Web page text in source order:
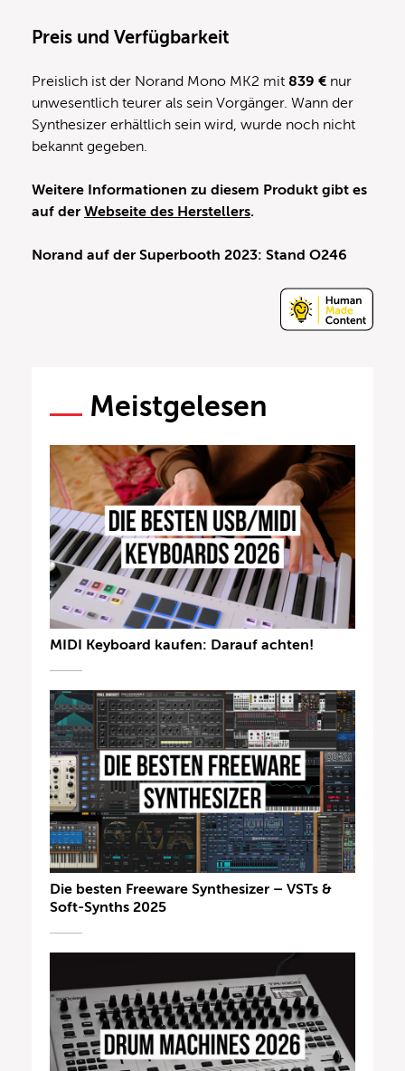
Preis und Verfügbarkeit
Preislich ist der Norand Mono MK2 mit 839 € nur
unwesentlich teurer als sein Vorgänger. Wann der
Synthesizer erhältlich sein wird, wurde noch nicht
bekannt gegeben.
Weitere Informationen zu diesem Produkt gibt es
auf der Webseite des Herstellers.
Norand auf der Superbooth 2023: Stand O246
Meistgelesen
MIDI Keyboard kaufen: Darauf achten!
Die besten Freeware Synthesizer – VSTs &
Soft-Synths 2025